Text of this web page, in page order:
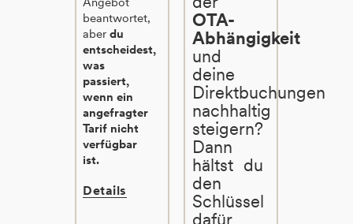
beantwortet,
aberdu
entscheidest,
was
passiert,
wenn ein
angefragter
Tarif nicht
verfügbar
ist.
Details
OTA-
Abhängigkeit
und
deine
Direktbuchungen
nachhaltig
steigern?
Dann
hältst du
den
Schlüssel
dafür